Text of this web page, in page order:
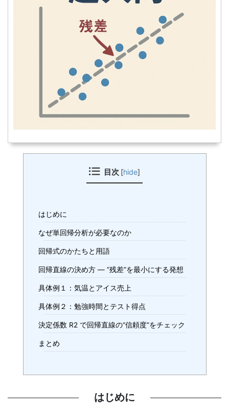
目次 [hide]
はじめに
なぜ単回帰分析が必要なのか
回帰式のかたちと用語
回帰直線の決め方 ― “残差”を最小にする発想
具体例１：気温とアイス売上
具体例２：勉強時間とテスト得点
決定係数 R2 で回帰直線の“信頼度”をチェック
まとめ
はじめに